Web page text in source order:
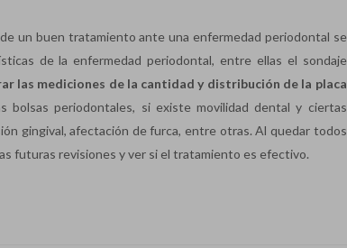
un buen tratamiento ante una enfermedad periodontal se
de la enfermedad periodontal, entre ellas el sondaje
las mediciones de la cantidad y distribución de la placa
bolsas periodontales, si existe movilidad dental y ciertas
gingival, afectación de furca, entre otras. Al quedar todos
futuras revisiones y ver si el tratamiento es efectivo.